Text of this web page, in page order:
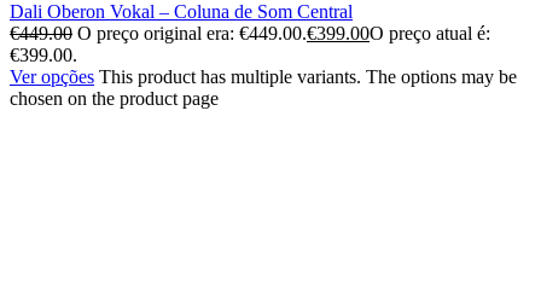
Dali Oberon Vokal – Coluna de Som Central
€449.00 O preço original era: €449.00.€399.00O preço atual é:
€399.00.
Ver opções This product has multiple variants. The options may be
chosen on the product page